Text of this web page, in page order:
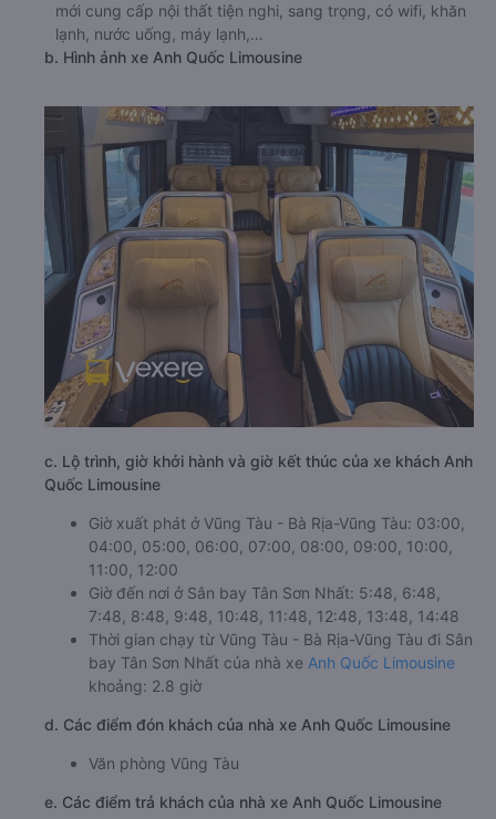
mới cung cấp nội thất tiện nghi, sang trọng, có wifi, khăn
lạnh, nước uống, máy lạnh,…
b. Hình ảnh xe Anh Quốc Limousine
c. Lộ trình, giờ khởi hành và giờ kết thúc của xe khách Anh
Quốc Limousine
Giờ xuất phát ở Vũng Tàu - Bà Rịa-Vũng Tàu: 03:00,
04:00, 05:00, 06:00, 07:00, 08:00, 09:00, 10:00,
11:00, 12:00
Giờ đến nơi ở Sân bay Tân Sơn Nhất: 5:48, 6:48,
7:48, 8:48, 9:48, 10:48, 11:48, 12:48, 13:48, 14:48
Thời gian chạy từ Vũng Tàu - Bà Rịa-Vũng Tàu đi Sân
bay Tân Sơn Nhất của nhà xe Anh Quốc Limousine
khoảng: 2.8 giờ
d. Các điểm đón khách của nhà xe Anh Quốc Limousine
Văn phòng Vũng Tàu
e. Các điểm trả khách của nhà xe Anh Quốc Limousine